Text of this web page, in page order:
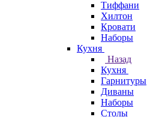
Тиффани
Хилтон
Кровати
Наборы
Кухня
Назад
Кухня
Гарнитуры
Диваны
Наборы
Столы